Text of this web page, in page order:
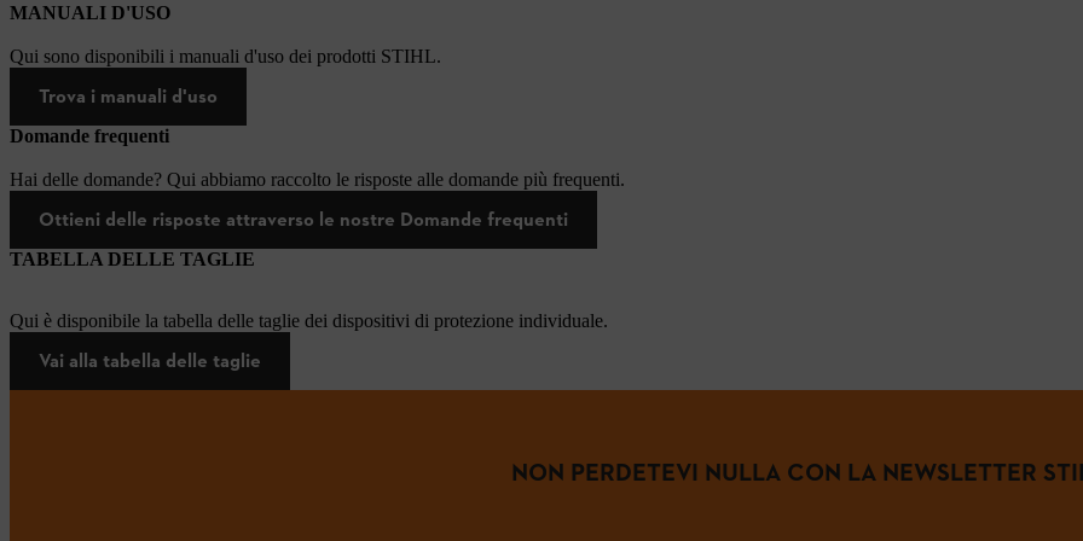
MANUALI D'USO
Qui sono disponibili i manuali d'uso dei prodotti STIHL.
Trova i manuali d'uso
Domande frequenti
Hai delle domande? Qui abbiamo raccolto le risposte alle domande più frequenti.
Ottieni delle risposte attraverso le nostre Domande frequenti
TABELLA DELLE TAGLIE
Qui è disponibile la tabella delle taglie dei dispositivi di protezione individuale.
Vai alla tabella delle taglie
NON PERDETEVI NULLA CON LA NEWSLETTER